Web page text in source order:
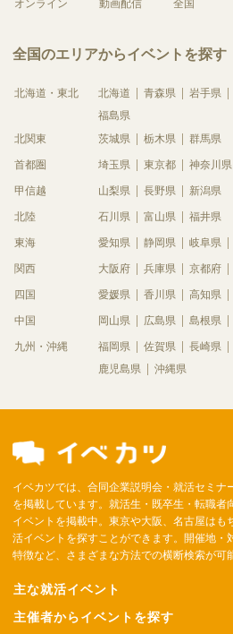
オンライン 動画配信 全国
全国のエリアからイベントを探す
北海道・東北 北海道 青森県 岩手県
福島県
北関東
茨城県 栃木県 群馬県
首都圏 埼玉県 東京都 神奈川県
甲信越 山梨県 長野県 新潟県
北陸 石川県 富山県 福井県
東海 愛知県 静岡県 岐阜県
関西 大阪府 兵庫県 京都府
四国 愛媛県 香川県 高知県
中国 岡山県 広島県 島根県
九州・沖縄 福岡県 佐賀県 長崎県
鹿児島県
沖縄県
イベカツでは、合同企業説明会・就活セミナ
を掲載しています。就活生・既卒生・転職者
イベントを掲載中。東京や大阪、名古屋はも
活イベントを探すことができます。開催地・
特徴など、さまざまな方法での横断検索が可
主な就活イベント
主催者からイベントを探す